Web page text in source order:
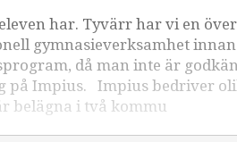
har. Tyvärr har vi en
gymnasieverksamhet
då man inte är
på Impius. Impius bedriver
belägna i två kommu